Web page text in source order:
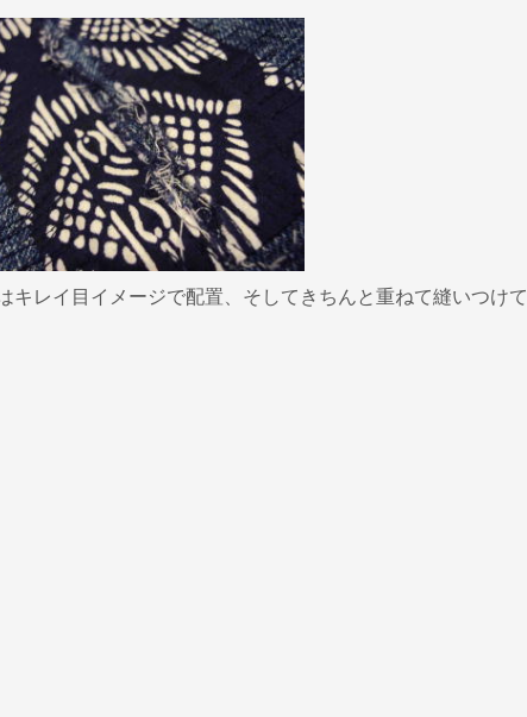
キレイ目イメージで配置、そしてきちんと重ねて縫いつけて